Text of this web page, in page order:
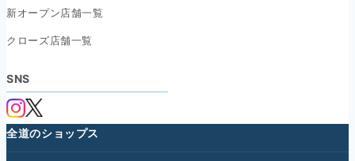
新オープン店舗一覧
クローズ店舗一覧
SNS
全道のショップス